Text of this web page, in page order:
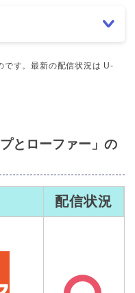
す。最新の配信状況は U-
とローファー」の
配信状況